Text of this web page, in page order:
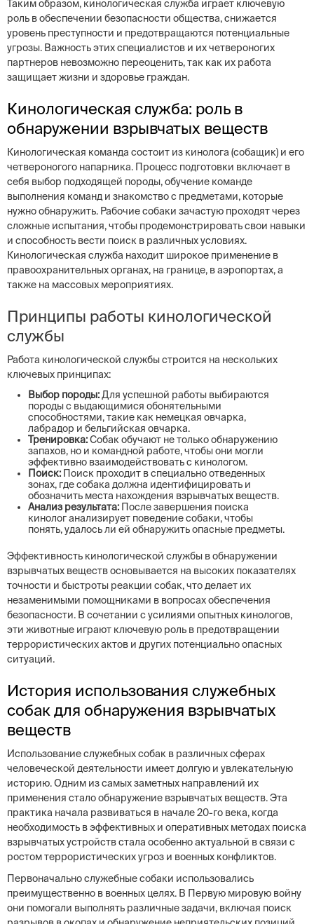
Таким образом, кинологическая служба играет ключевую
роль в обеспечении безопасности общества, снижается
уровень преступности и предотвращаются потенциальные
угрозы. Важность этих специалистов и их четвероногих
партнеров невозможно переоценить, так как их работа
защищает жизни и здоровье граждан.
Кинологическая служба: роль в
обнаружении взрывчатых веществ
Кинологическая команда состоит из кинолога (собащик) и его
четвероногого напарника. Процесс подготовки включает в
себя выбор подходящей породы, обучение команде
выполнения команд и знакомство с предметами, которые
нужно обнаружить. Рабочие собаки зачастую проходят через
сложные испытания, чтобы продемонстрировать свои навыки
и способность вести поиск в различных условиях.
Кинологическая служба находит широкое применение в
правоохранительных органах, на границе, в аэропортах, а
также на массовых мероприятиях.
Принципы работы кинологической
службы
Работа кинологической службы строится на нескольких
ключевых принципах:
Выбор породы:Для успешной работы выбираются
породы с выдающимися обонятельными
способностями, такие как немецкая овчарка,
лабрадор и бельгийская овчарка.
Тренировка:Собак обучают не только обнаружению
запахов, но и командной работе, чтобы они могли
эффективно взаимодействовать с кинологом.
Поиск: Поиск проходит в специально отведенных
зонах, где собака должна идентифицировать и
обозначить места нахождения взрывчатых веществ.
Анализ результата: После завершения поиска
кинолог анализирует поведение собаки, чтобы
понять, удалось ли ей обнаружить опасные предметы.
Эффективность кинологической службы в обнаружении
взрывчатых веществ основывается на высоких показателях
точности и быстроты реакции собак, что делает их
незаменимыми помощниками в вопросах обеспечения
безопасности. В сочетании с усилиями опытных кинологов,
эти животные играют ключевую роль в предотвращении
террористических актов и других потенциально опасных
ситуаций.
История использования служебных
собак для обнаружения взрывчатых
веществ
Использование служебных собак в различных сферах
человеческой деятельности имеет долгую и увлекательную
историю. Одним из самых заметных направлений их
применения стало обнаружение взрывчатых веществ. Эта
практика начала развиваться в начале 20-го века, когда
необходимость в эффективных и оперативных методах поиска
взрывчатых устройств стала особенно актуальной в связи с
ростом террористических угроз и военных конфликтов.
Первоначально служебные собаки использовались
преимущественно в военных целях. В Первую мировую войну
они помогали выполнять различные задачи, включая поиск